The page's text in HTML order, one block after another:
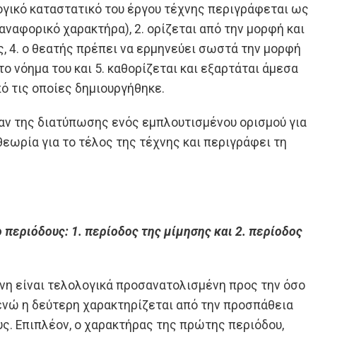
καταστατικό του έργου τέχνης περιγράφεται ως
χαρακτήρα), 2. ορίζεται από την μορφή και
4. ο θεατής πρέπει να ερμηνεύει σωστά την μορφή
νόημα του και 5. καθορίζεται και εξαρτάται άμεσα
τις οποίες δημιουργήθηκε.
της διατύπωσης ενός εμπλουτισμένου ορισμού για
για το τέλος της τέχνης και περιγράφει τη
1. περίοδος της μίμησης και 2. περίοδος
είναι τελολογικά προσανατολισμένη προς την όσο
η δεύτερη χαρακτηρίζεται από την προσπάθεια
Επιπλέον, ο χαρακτήρας της πρώτης περιόδου,